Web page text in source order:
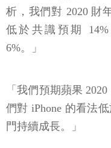
析，我們對 2020 財
低於共識預期
6%。」
「我們預期蘋果
們對 iPhone 的看法
門持續成長。」